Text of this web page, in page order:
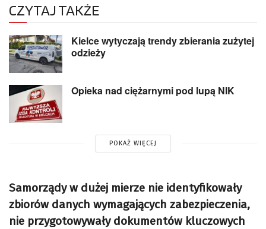
CZYTAJ TAKŻE
Kielce wytyczają trendy zbierania zużytej
odzieży
Opieka nad ciężarnymi pod lupą NIK
POKAŻ WIĘCEJ
Samorządy w dużej mierze nie identyfikowały
zbiorów danych wymagających zabezpieczenia,
nie przygotowywały dokumentów kluczowych